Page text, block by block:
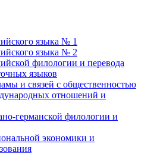
языка № 1
языка № 2
филологии и перевода
языков
и связей с общественностью
отношений и
германской филологии и
экономики и